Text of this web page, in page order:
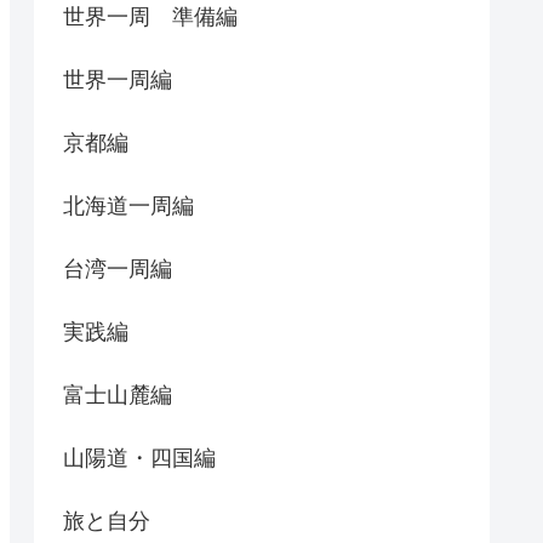
世界一周 準備編
世界一周編
京都編
北海道一周編
台湾一周編
実践編
富士山麓編
山陽道・四国編
旅と自分